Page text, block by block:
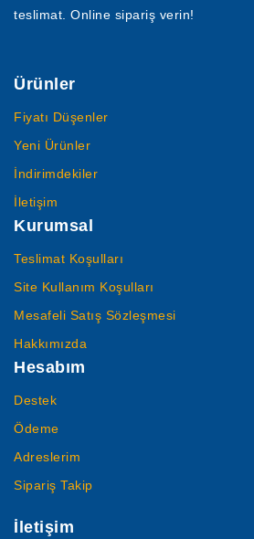
teslimat. Online sipariş verin!
Ürünler
Fiyatı Düşenler
Yeni Ürünler
İndirimdekiler
İletişim
Kurumsal
Teslimat Koşulları
Site Kullanım Koşulları
Mesafeli Satış Sözleşmesi
Hakkımızda
Hesabım
Destek
Ödeme
Adreslerim
Sipariş Takip
İletişim